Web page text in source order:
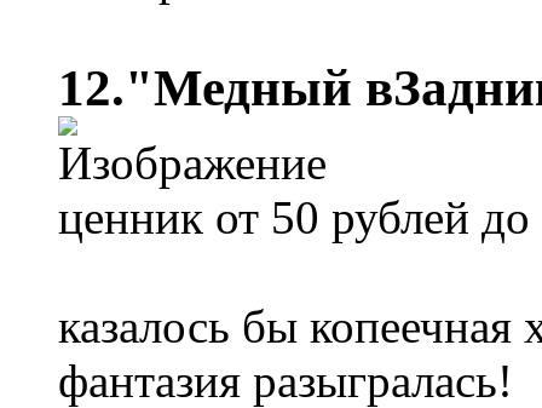
12."Медный
ценник от 50 рублей
казалось бы копеечная
фантазия разыгралась!